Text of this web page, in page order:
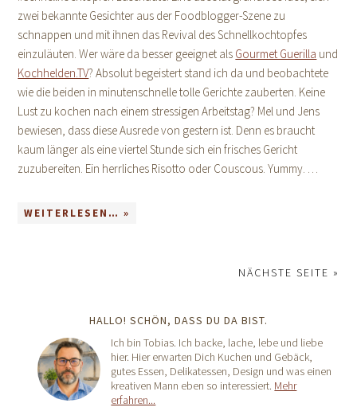
zwei bekannte Gesichter aus der Foodblogger-Szene zu
schnappen und mit ihnen das Revival des Schnellkochtopfes
einzuläuten. Wer wäre da besser geeignet als Gourmet Guerilla und
Kochhelden.TV? Absolut begeistert stand ich da und beobachtete
wie die beiden in minutenschnelle tolle Gerichte zauberten. Keine
Lust zu kochen nach einem stressigen Arbeitstag? Mel und Jens
bewiesen, dass diese Ausrede von gestern ist. Denn es braucht
kaum länger als eine viertel Stunde sich ein frisches Gericht
zuzubereiten. Ein herrliches Risotto oder Couscous. Yummy. …
WEITERLESEN… »
NÄCHSTE SEITE »
HALLO! SCHÖN, DASS DU DA BIST.
Ich bin Tobias. Ich backe, lache, lebe und liebe
hier. Hier erwarten Dich Kuchen und Gebäck,
gutes Essen, Delikatessen, Design und was einen
kreativen Mann eben so interessiert. Mehr
erfahren...